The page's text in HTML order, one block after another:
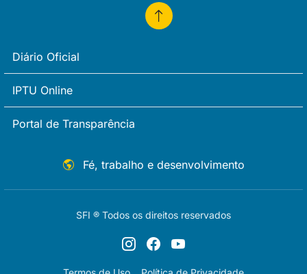
Diário Oficial
IPTU Online
Portal de Transparência
Fé, trabalho e desenvolvimento
SFI ® Todos os direitos reservados